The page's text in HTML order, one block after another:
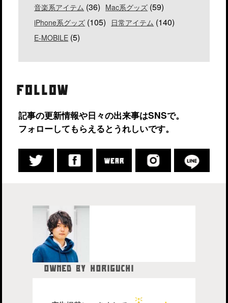
音楽系アイテム (36) Mac系グッズ (59)
iPhone系グッズ (105) 日常アイテム (140)
E-MOBILE (5)
FOLLOW
記事の更新情報や日々の出来事はSNSで。
フォローしてもらえるとうれしいです。
OWNED BY HORIGUCHI